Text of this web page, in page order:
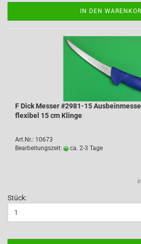
IN DEN
F Dick Messer #2981-15
flexibel 15 cm Klinge
Art.Nr.: 10673
Bearbeitungszeit:
ca. 2-3 Tage
Stück: